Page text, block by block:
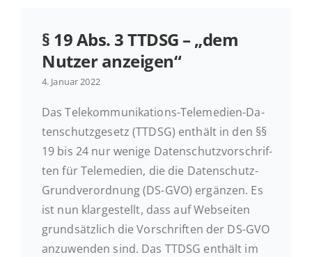
§ 19 Abs. 3 TTDSG – „dem
Nutzer anzeigen“
4. Januar 2022
Das Te­le­kom­mu­ni­ka­ti­ons-Te­le­me­di­en-Da­
ten­schutz­ge­setz (TTDSG) enthält in den §§
19 bis 24 nur wenige Da­ten­schutz­vor­schrif­
ten für Te­le­me­di­en, die die Daten­schutz-
Grund­ver­ord­nung (DS-GVO) er­gän­zen. Es
ist nun klar­ge­stellt, dass auf Web­sei­ten
grund­sätz­lich die Vor­schrif­ten der DS-GVO
an­zu­wen­den sind. Das TTDSG enthält im